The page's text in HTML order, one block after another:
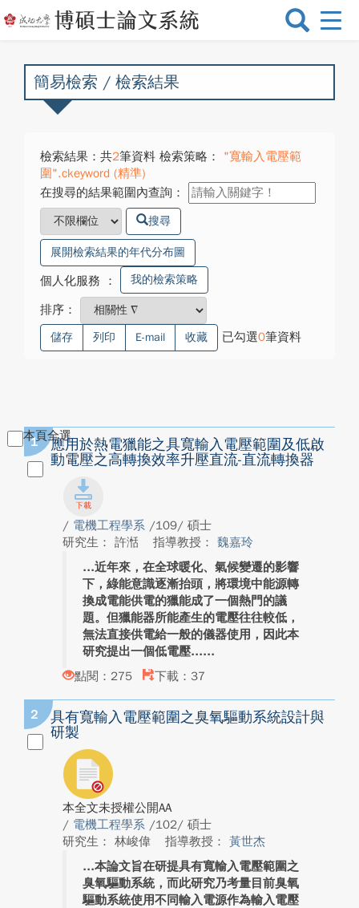
選
換
簡易檢索 / 檢索結果
檢索結果：共2筆資料 檢索策略：
"寬輸入電壓範
圍".ckeyword (精準)
在搜尋的結果範圍內查詢：
搜尋
展開檢索結果的年代分布圖
個人化服務 ： 我的檢索策略
排序：
儲存 列印 E-mail 收藏 已勾選0筆資料
本頁全選
1
應用於熱電獵能之具寬輸入電壓範圍及低啟
動電壓之高轉換效率升壓直流-直流轉換器
/ 電機工程學系 /109/ 碩士
研究生： 許湉
指導教授： 魏嘉玲
近年來，在全球暖化、氣候變遷的影響
下，綠能意識逐漸抬頭，將環境中能源轉
換成電能供電的獵能成了一個熱門的議
題。但獵能器所能產生的電壓往往較低，
無法直接供電給一般的儀器使用，因此本
研究提出一個低電壓...
點閱：275
下載：37
2
具有寬輸入電壓範圍之臭氧驅動系統設計與
研製
本全文未授權公開AA
/ 電機工程學系 /102/ 碩士
研究生： 林峻偉
指導教授： 黃世杰
本論文旨在研提具有寬輸入電壓範圍之
臭氧驅動系統，而此研究乃考量目前臭氧
驅動系統使用不同輸入電源作為輸入電壓